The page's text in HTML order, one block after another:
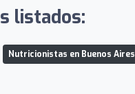
listados:
Nutricionistas en Buenos Aires